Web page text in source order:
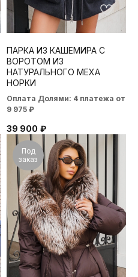
ПАРКА ИЗ КАШЕМИРА С
ВОРОТОМ ИЗ
НАТУРАЛЬНОГО МЕХА
НОРКИ
Оплата Долями: 4 платежа от
9 975 ₽
39 900 ₽
Под
заказ